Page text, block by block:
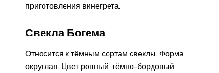
приготовления винегрета.
Свекла Богема
Относится к тёмным сортам свеклы. Форма
округлая. Цвет ровный, тёмно-бордовый.